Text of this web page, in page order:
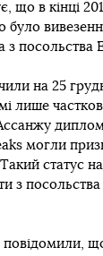
що в кінці
було
з посольства
на 25
лише
могли
статус
з